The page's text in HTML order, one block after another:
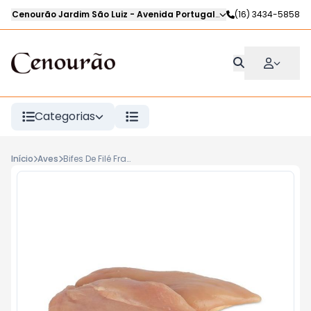
Cenourão Jardim São Luiz - Avenida Portugal, Ribeirão Preto-SP
(16) 3434-5858
Categorias
Início Aves Bifes De Filé Frango Kg